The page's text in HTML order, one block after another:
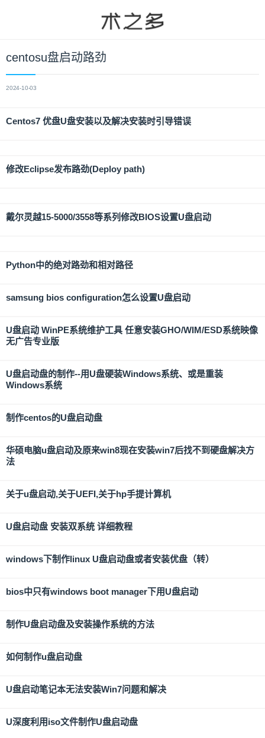
centosu盘启动路劲
2024-10-03
Centos7 优盘U盘安装以及解决安装时引导错误
修改Eclipse发布路劲(Deploy path)
戴尔灵越15-5000/3558等系列修改BIOS设置U盘启动
Python中的绝对路劲和相对路径
samsung bios configuration怎么设置U盘启动
U盘启动 WinPE系统维护工具 任意安装GHO/WIM/ESD系统映像
无广告专业版
U盘启动盘的制作--用U盘硬装Windows系统、或是重装
Windows系统
制作centos的U盘启动盘
华硕电脑u盘启动及原来win8现在安装win7后找不到硬盘解决方
法
关于u盘启动,关于UEFI,关于hp手提计算机
U盘启动盘 安装双系统 详细教程
windows下制作linux U盘启动盘或者安装优盘（转）
bios中只有windows boot manager下用U盘启动
制作U盘启动盘及安装操作系统的方法
如何制作u盘启动盘
U盘启动笔记本无法安装Win7问题和解决
U深度利用iso文件制作U盘启动盘